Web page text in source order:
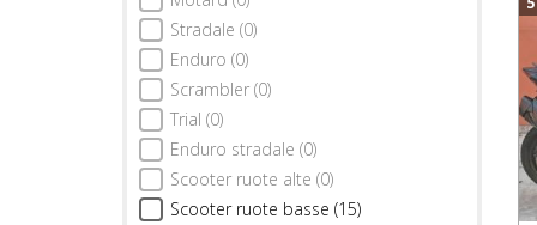
Stradale (0)
Enduro (0)
Scrambler (0)
Trial (0)
Enduro stradale (0)
Scooter ruote alte (0)
Scooter ruote basse (15)